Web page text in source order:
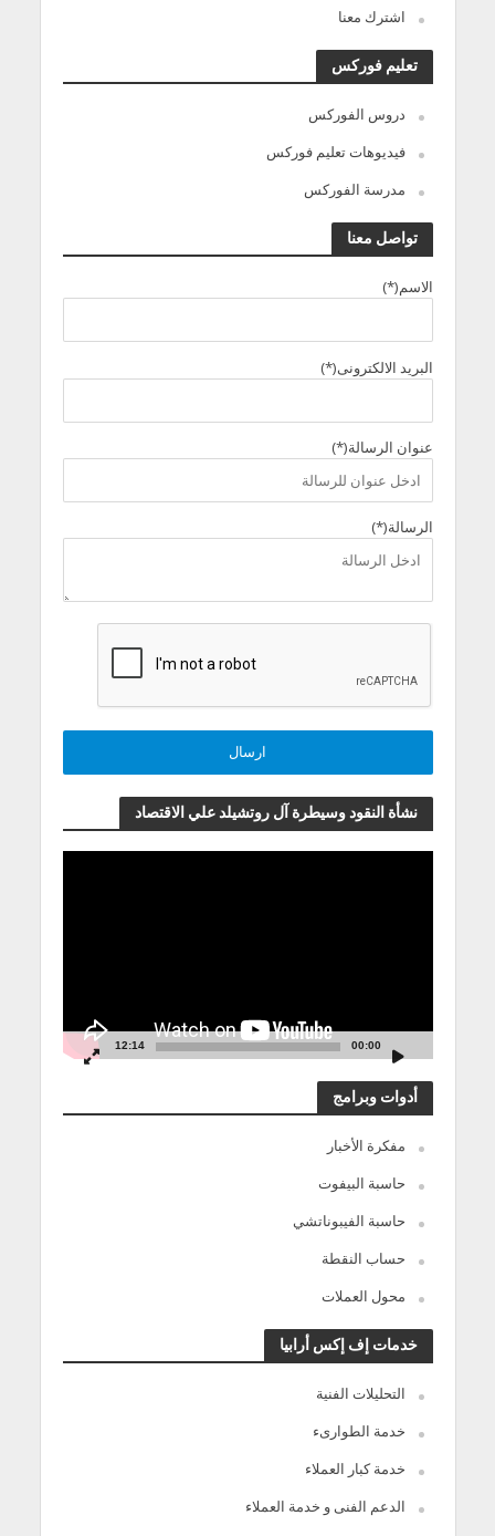
اشترك معنا
تعليم فوركس
دروس الفوركس
فيديوهات تعليم فوركس
مدرسة الفوركس
تواصل معنا
الاسم(*)
البريد الالكترونى(*)
عنوان الرسالة(*)
الرسالة(*)
نشأة النقود وسيطرة آل روتشيلد علي الاقتصاد
00:00
12:14
أدوات وبرامج
مفكرة الأخبار
حاسبة البيفوت
حاسبة الفيبوناتشي
حساب النقطة
محول العملات
خدمات إف إكس أرابيا
التحليلات الفنية
خدمة الطوارىء
خدمة كبار العملاء
الدعم الفنى و خدمة العملاء